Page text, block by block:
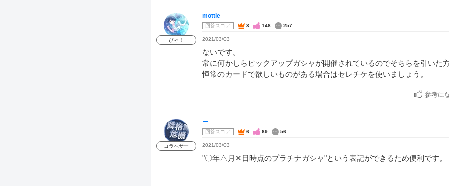
ぴゃ！
mottie
回答スコア 3 148 257
2021/03/03
ないです。
常に何かしらピックアップガシャが開催されているのでそちらを引いた
恒常のカードで欲しいものがある場合はセレチケを使いましょう。
参考に
コラへサー
ー
回答スコア 6 69 56
2021/03/03
"〇年△月✕日時点のプラチナガシャ"という表記ができるため便利です。